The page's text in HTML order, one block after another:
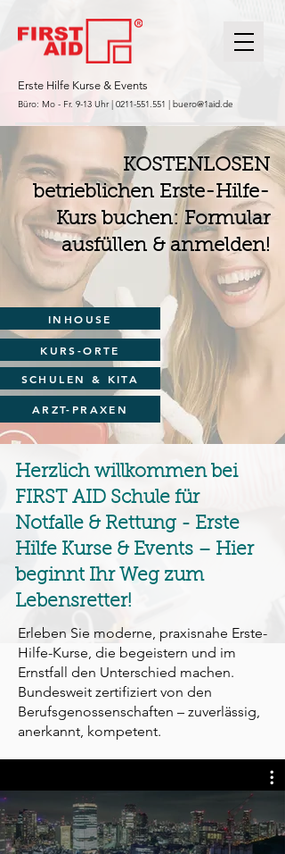
Erste Hilfe Kurse & Events
Büro: Mo - Fr. 9-13 Uhr | 0211-551.551 | buero@1aid.de
KOSTENLOSEN
betrieblichen Erste-Hilfe-
Kurs buchen: Formular
ausfüllen & anmelden!
INHOUSE
KURS-ORTE
SCHULEN & KITA
ARZT-PRAXEN
Herzlich willkommen bei
FIRST AID Schule für
Notfalle & Rettung - Erste
Hilfe Kurse & Events – Hier
beginnt Ihr Weg zum
Lebensretter!
Erleben Sie moderne, praxisnahe Erste-
Hilfe-Kurse, die begeistern und im
Ernstfall den Unterschied machen.
Bundesweit zertifiziert von den
Berufsgenossenschaften – zuverlässig,
anerkannt, kompetent.